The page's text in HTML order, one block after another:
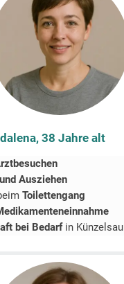
38 Jahre alt
Ausziehen
Toilettengang
bei Bedarfin Künzelsau